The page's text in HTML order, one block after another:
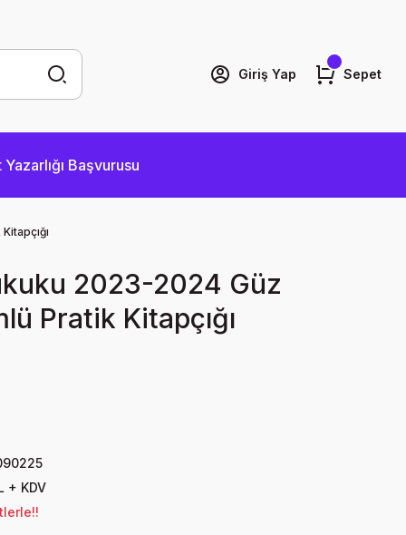
Giriş Yap Sepet
Yazarlığı Başvurusu
2023-2024 Güz
Pratik Kitapçığı
+ KDV